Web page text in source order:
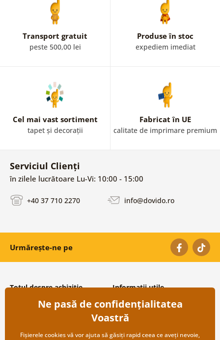
Transport gratuit
peste 500,00 lei
Produse în stoc
expediem imediat
Cel mai vast sortiment
tapet și decorații
Fabricat în UE
calitate de imprimare premium
Serviciul Clienți
în zilele lucrătoare Lu-Vi: 10:00 - 15:00
+40 37 710 2270 info@dovido.ro
Urmărește-ne pe
Totul despre achiziție
Condiții și termeni generali
Protecția datelor personale
Transport și modalități de plată
Returnare
Informații utile
Despre noi
Întrebări frecvente
Contacte
Cooperare angro
Ne pasă de confidențialitatea
Voastră
Fișierele cookies vă vor ajuta să găsiți rapid ceea ce aveți nevoie,